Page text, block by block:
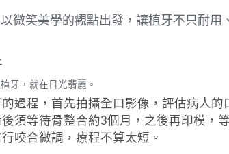
微笑美學的觀點出發，讓植牙不只耐用
牙，就在日光翡麗。
過程，首先拍攝全口影像，評估病人的
須等待骨整合約3個月，之後再印模，
咬合微調，療程不算太短。